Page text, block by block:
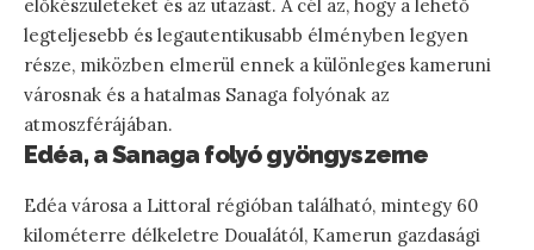
előkészületeket és az utazást. A cél az, hogy a lehető
legteljesebb és legautentikusabb élményben legyen
része, miközben elmerül ennek a különleges kameruni
városnak és a hatalmas Sanaga folyónak az
atmoszférájában.
Edéa, a Sanaga folyó gyöngyszeme
Edéa városa a Littoral régióban található, mintegy 60
kilométerre délkeletre Doualától, Kamerun gazdasági